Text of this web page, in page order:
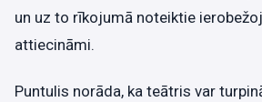
un uz to rīkojumā noteiktie
attiecināmi.
Puntulis norāda, ka teātris var